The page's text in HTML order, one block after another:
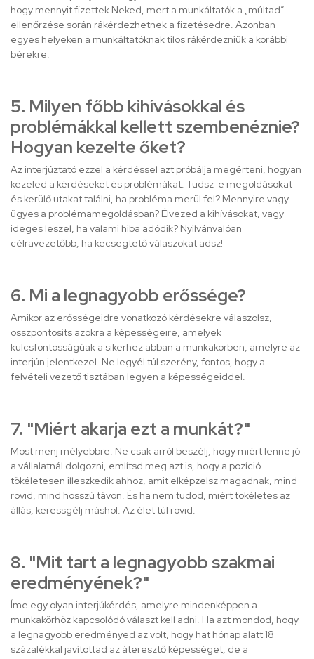
hogy mennyit fizettek Neked, mert a munkáltatók a „múltad”
ellenőrzése során rákérdezhetnek a fizetésedre. Azonban
egyes helyeken a munkáltatóknak tilos rákérdezniük a korábbi
bérekre.
5. Milyen főbb kihívásokkal és
problémákkal kellett szembenéznie?
Hogyan kezelte őket?
Az interjúztató ezzel a kérdéssel azt próbálja megérteni, hogyan
kezeled a kérdéseket és problémákat. Tudsz-e megoldásokat
és kerülő utakat találni, ha probléma merül fel? Mennyire vagy
ügyes a problémamegoldásban? Élvezed a kihívásokat, vagy
ideges leszel, ha valami hiba adódik? Nyilvánvalóan
célravezetőbb, ha kecsegtető válaszokat adsz!
6. Mi a legnagyobb erőssége?
Amikor az erősségeidre vonatkozó kérdésekre válaszolsz,
összpontosíts azokra a képességeire, amelyek
kulcsfontosságúak a sikerhez abban a munkakörben, amelyre az
interjún jelentkezel. Ne legyél túl szerény, fontos, hogy a
felvételi vezető tisztában legyen a képességeiddel.
7. "Miért akarja ezt a munkát?"
Most menj mélyebbre. Ne csak arról beszélj, hogy miért lenne jó
a vállalatnál dolgozni, említsd meg azt is, hogy a pozíció
tökéletesen illeszkedik ahhoz, amit elképzelsz magadnak, mind
rövid, mind hosszú távon. És ha nem tudod, miért tökéletes az
állás, keressgélj máshol. Az élet túl rövid.
8. "Mit tart a legnagyobb szakmai
eredményének?"
Íme egy olyan interjúkérdés, amelyre mindenképpen a
munkakörhöz kapcsolódó választ kell adni. Ha azt mondod, hogy
a legnagyobb eredményed az volt, hogy hat hónap alatt 18
százalékkal javítottad az áteresztő képességet, de a